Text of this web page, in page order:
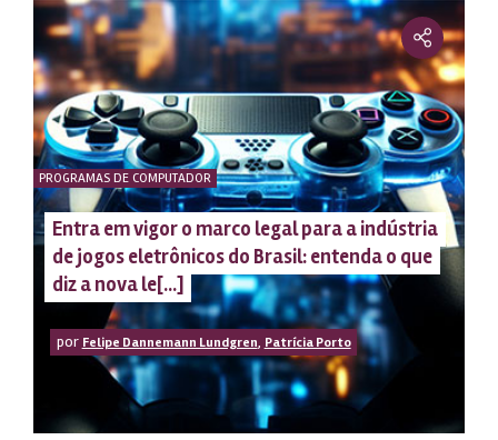
PROGRAMAS DE COMPUTADOR
Entra em vigor o marco legal para a indústria
de jogos eletrônicos do Brasil: entenda o que
diz a nova le[...]
por Felipe Dannemann Lundgren, Patrícia Porto